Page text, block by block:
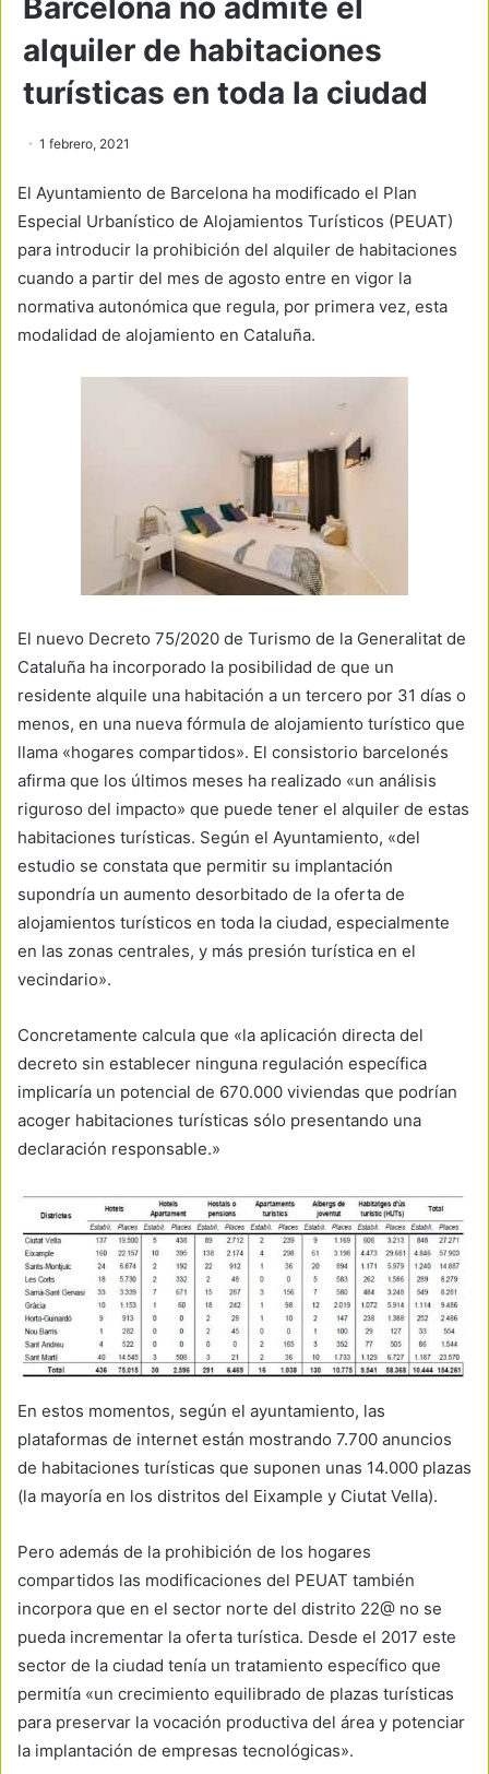
Barcelona no admite el
alquiler de habitaciones
turísticas en toda la ciudad
1 febrero, 2021
El Ayuntamiento de Barcelona ha modificado el Plan
Especial Urbanístico de Alojamientos Turísticos (PEUAT)
para introducir la prohibición del alquiler de habitaciones
cuando a partir del mes de agosto entre en vigor la
normativa autonómica que regula, por primera vez, esta
modalidad de alojamiento en Cataluña.
El nuevo Decreto 75/2020 de Turismo de la Generalitat de
Cataluña ha incorporado la posibilidad de que un
residente alquile una habitación a un tercero por 31 días o
menos, en una nueva fórmula de alojamiento turístico que
llama «hogares compartidos». El consistorio barcelonés
afirma que los últimos meses ha realizado «un análisis
riguroso del impacto» que puede tener el alquiler de estas
habitaciones turísticas. Según el Ayuntamiento, «del
estudio se constata que permitir su implantación
supondría un aumento desorbitado de la oferta de
alojamientos turísticos en toda la ciudad, especialmente
en las zonas centrales, y más presión turística en el
vecindario».
Concretamente calcula que «la aplicación directa del
decreto sin establecer ninguna regulación específica
implicaría un potencial de 670.000 viviendas que podrían
acoger habitaciones turísticas sólo presentando una
declaración responsable.»
En estos momentos, según el ayuntamiento, las
plataformas de internet están mostrando 7.700 anuncios
de habitaciones turísticas que suponen unas 14.000 plazas
(la mayoría en los distritos del Eixample y Ciutat Vella).
Pero además de la prohibición de los hogares
compartidos las modificaciones del PEUAT también
incorpora que en el sector norte del distrito 22@ no se
pueda incrementar la oferta turística. Desde el 2017 este
sector de la ciudad tenía un tratamiento específico que
permitía «un crecimiento equilibrado de plazas turísticas
para preservar la vocación productiva del área y potenciar
la implantación de empresas tecnológicas».